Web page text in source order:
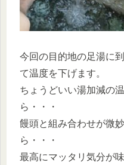
今回の目的地の足湯に
て温度を下げます。
ちょうどいい湯加減の
ら・・・
饅頭と組み合わせが微
ら・・・
最高にマッタリ気分が